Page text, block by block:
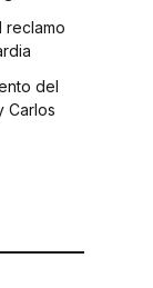
reclamo
del
Carlos